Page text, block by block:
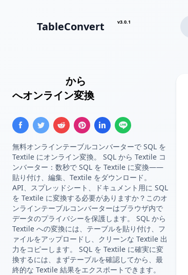
TableConvert v3.0.1
から
へオンライン変換
無料オンラインテーブルコンバーターで SQL を
Textile にオンライン変換。 SQL から Textile コ
ンバーター：数秒で SQL を Textile に変換——
貼り付け、編集、Textile をダウンロード。
API、スプレッドシート、ドキュメント用に SQL
を Textile に変換する必要がありますか？このオ
ンラインテーブルコンバーターはブラウザ内で
データのプライバシーを保護します。 SQL から
Textile への変換には、テーブルを貼り付け、フ
ァイルをアップロードし、クリーンな Textile 出
力をコピーします。 SQL を Textile に確実に変
換するには、まずテーブルを確認してから、最
終的な Textile 結果をエクスポートできます。